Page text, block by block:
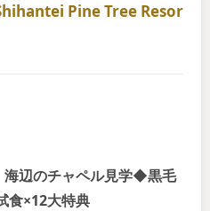
Pine Tree Resor
海辺のチャペル見学◆黒毛
食×12大特典